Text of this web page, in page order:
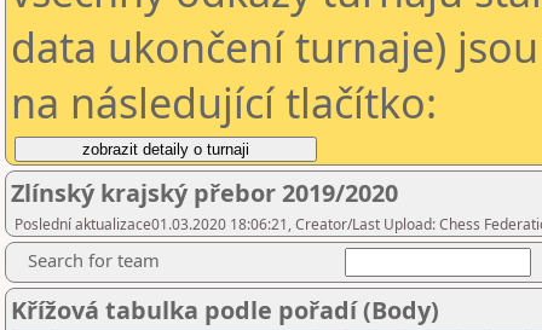
data ukončení turnaje)
na následující tlačítko:
Zlínský krajský přebor 2019/2020
Poslední aktualizace01.03.2020 18:06:21, Creator/Last Upload: Chess
Search for team
Křížová tabulka podle pořadí (Body)